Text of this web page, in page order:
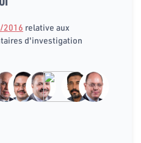
2016 relative aux
d'investigation